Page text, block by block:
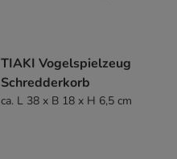
TIAKI Vogelspielzeug
Schredderkorb
ca. L 38 x B 18 x H 6,5 cm